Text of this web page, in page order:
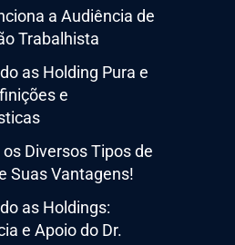
a Audiência de
Trabalhista
as Holding Pura e
e
Diversos Tipos de
Suas Vantagens!
as Holdings:
e Apoio do Dr.